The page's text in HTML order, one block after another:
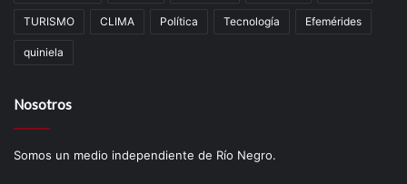
TURISMO CLIMA Política Tecnología Efemérides
quiniela
Nosotros
Somos un medio independiente de Río Negro.